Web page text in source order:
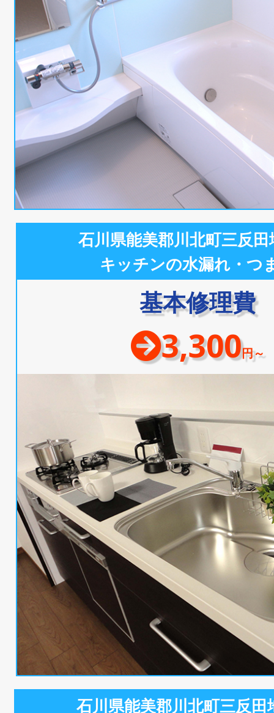
石川県能美郡川北町三反
キッチンの水漏れ・つ
基本修理費
3,300円～
石川県能美郡川北町三反田